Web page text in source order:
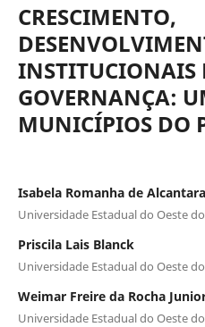
CRESCIMENTO,
INSTITUCIONAIS
GOVERNANÇA:
MUNICÍPIOS DO
Isabela Romanha de Alcantara
Universidade Estadual do Oeste
Priscila Lais Blanck
Universidade Estadual do Oeste
Weimar Freire da Rocha
Universidade Estadual do Oeste